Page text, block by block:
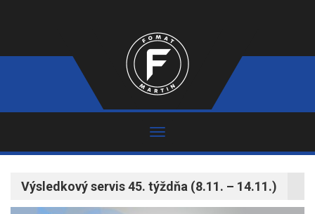
Výsledkový servis 45. týždňa (8.11. – 14.11.)